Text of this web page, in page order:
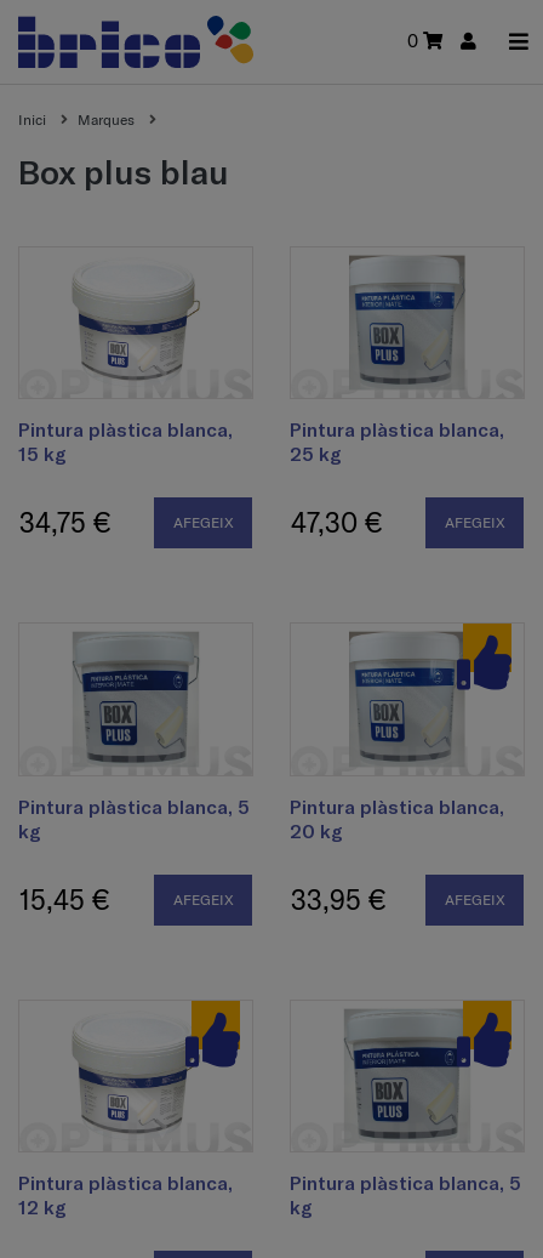
0
Inici Marques
box plus blau
Pintura plàstica blanca,
15 kg
34,75 € AFEGEIX
Pintura plàstica blanca,
25 kg
47,30 € AFEGEIX
Pintura plàstica blanca, 5
kg
15,45 € AFEGEIX
Pintura plàstica blanca,
20 kg
33,95 € AFEGEIX
Pintura plàstica blanca,
12 kg
Pintura plàstica blanca, 5
kg